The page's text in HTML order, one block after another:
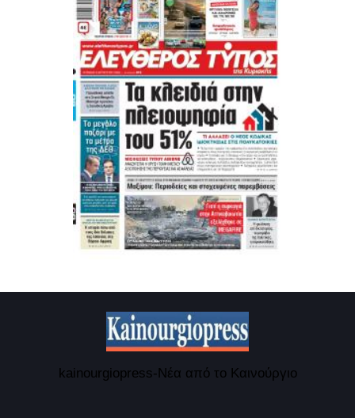
kainourgiopress-Νέα από το Καινούργιο